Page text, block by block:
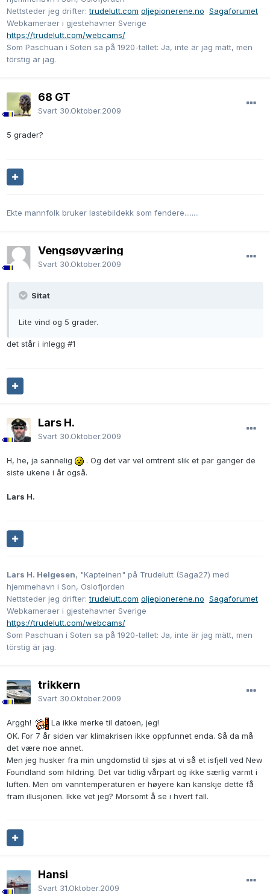
Nettsteder jeg drifter:trudelutt.com oljepionerene.no Sagaforumet
Webkameraer i gjestehavner Sverige
https://trudelutt.com/webcams/
Som Paschuan i Soten sa på 1920-tallet: Ja, inte är jag mätt, men
törstig är jag.
68 GT
Svart 30.Oktober.2009
5 grader?
Ekte mannfolk bruker lastebildekk som fendere........
Vengsøyværing
Svart 30.Oktober.2009
Sitat
Lite vind og 5 grader.
det står i inlegg #1
Lars H.
Svart 30.Oktober.2009
H, he, ja sannelig
. Og det var vel omtrent slik et par ganger de
siste ukene i år også.
Lars H.
Lars H. Helgesen, "Kapteinen" på Trudelutt (Saga27) med
hjemmehavn i Son, Oslofjorden
Nettsteder jeg drifter:trudelutt.com oljepionerene.no Sagaforumet
Webkameraer i gjestehavner Sverige
https://trudelutt.com/webcams/
Som Paschuan i Soten sa på 1920-tallet: Ja, inte är jag mätt, men
törstig är jag.
trikkern
Svart 30.Oktober.2009
Arggh!
La ikke merke til datoen, jeg!
OK. For 7 år siden var klimakrisen ikke oppfunnet enda. Så da må
det være noe annet.
Men jeg husker fra min ungdomstid til sjøs at vi så et isfjell ved New
Foundland som hildring. Det var tidlig vårpart og ikke særlig varmt i
luften. Men om vanntemperaturen er høyere kan kanskje dette få
fram illusjonen. Ikke vet jeg? Morsomt å se i hvert fall.
Hansi
Svart 31.Oktober.2009